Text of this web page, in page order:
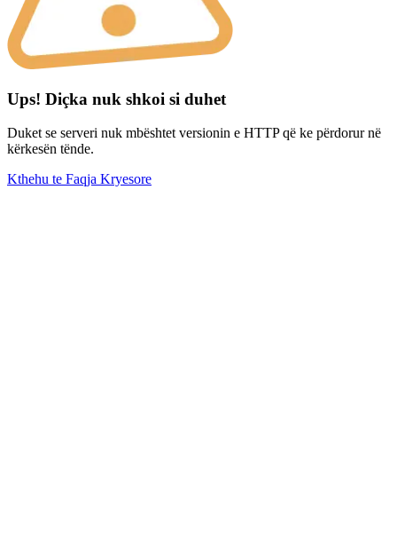
Ups! Diçka nuk shkoi si duhet
Duket se serveri nuk mbështet versionin e HTTP që ke përdorur në
kërkesën tënde.
Kthehu te Faqja Kryesore